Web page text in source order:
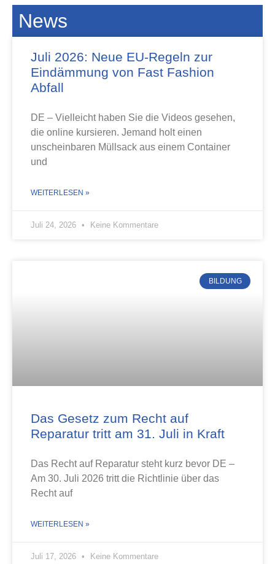
News
Juli 2026: Neue EU-Regeln zur
Eindämmung von Fast Fashion
Abfall
DE – Vielleicht haben Sie die Videos gesehen,
die online kursieren. Jemand holt einen
unscheinbaren Müllsack aus einem Container
und
WEITERLESEN »
Juli 24, 2026 Keine Kommentare
BILDUNG
Das Gesetz zum Recht auf
Reparatur tritt am 31. Juli in Kraft
Das Recht auf Reparatur steht kurz bevor DE –
Am 30. Juli 2026 tritt die Richtlinie über das
Recht auf
WEITERLESEN »
Juli 17, 2026 Keine Kommentare